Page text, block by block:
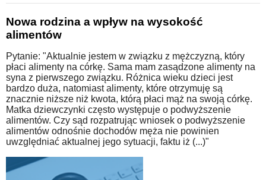
Nowa rodzina a wpływ na wysokość
alimentów
Pytanie: "Aktualnie jestem w związku z mężczyzną, który
płaci alimenty na córkę. Sama mam zasądzone alimenty na
syna z pierwszego związku. Różnica wieku dzieci jest
bardzo duża, natomiast alimenty, które otrzymuję są
znacznie niższe niż kwota, którą płaci mąż na swoją córkę.
Matka dziewczynki często występuje o podwyższenie
alimentów. Czy sąd rozpatrując wniosek o podwyższenie
alimentów odnośnie dochodów męża nie powinien
uwzględniać aktualnej jego sytuacji, faktu iż (...)"